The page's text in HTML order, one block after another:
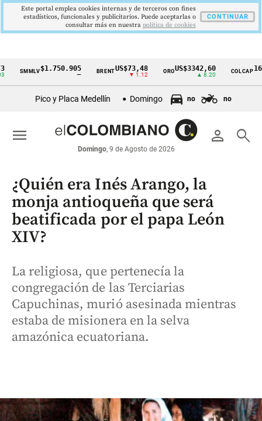
Cintillo
económicos
Colombia
SMMLV$1.750.905 BRENT US$73,48
▼ 1.12
ORO US$3342,60 COLCAP
Pico y Placa Medellín Domingo no no
person search
Domingo, 9 de Agosto de 2026
menu
¿Quién era Inés Arango, la
monja antioqueña que será
beatificada por el papa León
XIV?
La religiosa, que pertenecía la
congregación de las Terciarias
Capuchinas, murió asesinada mientras
estaba de misionera en la selva
amazónica ecuatoriana.
Este portal emplea cookies internas y de terceros con fines
estadísticos, funcionales y publicitarios. Puede aceptarlas o
consultar más en nuestra politica de cookies
CONTINUAR